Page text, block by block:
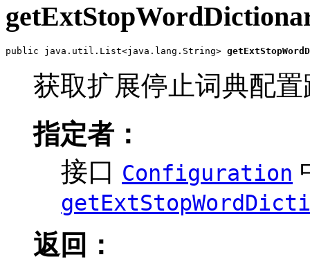
public java.util.List<java.lang.String>
获取扩展停止词典配置
指定者：
接口 Configuration
返回：